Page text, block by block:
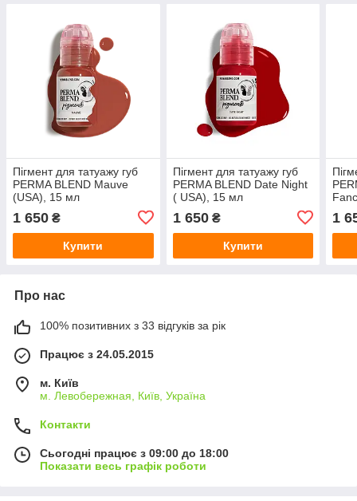
Пігмент для татуажу губ
PERMA BLEND Mauve
(USA), 15 мл
1 650 ₴
Купити
Пігмент для татуажу губ
PERMA BLEND Date Night
( USA), 15 мл
1 650₴
Купити
1
Про нас
100% позитивних з 33 відгуків за рік
Працює з 24.05.2015
м. Київ
м. Левобережная, Київ, Україна
Контакти
Сьогодні працює з 09:00 до 18:00
Показати весь графік роботи